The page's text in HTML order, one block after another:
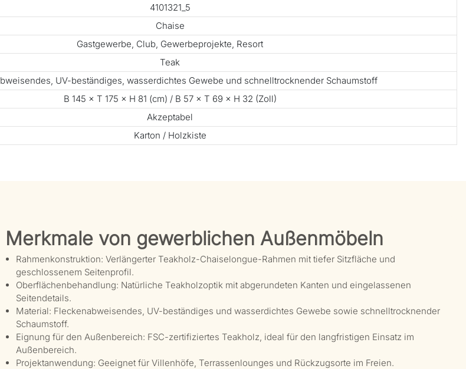
4101321_5
Chaise
Gastgewerbe, Club, Gewerbeprojekte, Resort
Teak
UV-beständiges, wasserdichtes Gewebe und schnelltrocknender Schaumstoff
B 145 × T 175 × H 81 (cm) / B 57 × T 69 × H 32 (Zoll)
Akzeptabel
Karton / Holzkiste
Merkmale von gewerblichen Außenmöbeln
Rahmenkonstruktion: Verlängerter Teakholz-Chaiselongue-Rahmen mit tiefer Sitzfläche und
geschlossenem Seitenprofil.
Oberflächenbehandlung: Natürliche Teakholzoptik mit abgerundeten Kanten und eingelassenen
Seitendetails.
Material: Fleckenabweisendes, UV-beständiges und wasserdichtes Gewebe sowie schnelltrocknender
Schaumstoff.
Eignung für den Außenbereich: FSC-zertifiziertes Teakholz, ideal für den langfristigen Einsatz im
Außenbereich.
Projektanwendung: Geeignet für Villenhöfe, Terrassenlounges und Rückzugsorte im Freien.